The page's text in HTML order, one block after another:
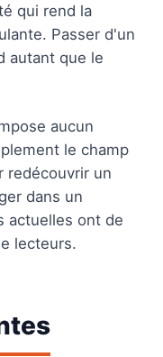
qui rend la
Passer d'un
autant que le
aucun
le champ
redécouvrir un
dans un
actuelles ont de
lecteurs.